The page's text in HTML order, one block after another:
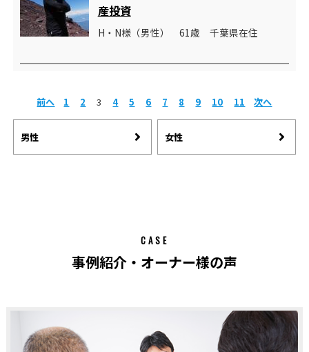
産投資
H・N様（男性） 61歳 千葉県在住
前へ 1 2 3 4 5 6 7 8 9 10 11 次へ
男性 女性
CASE
事例紹介・オーナー様の声